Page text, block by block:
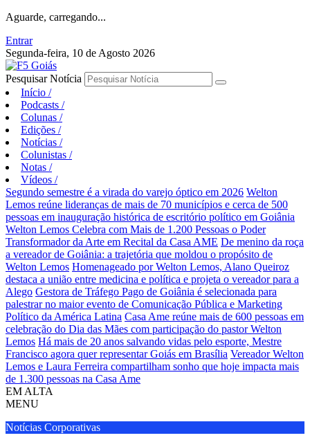
Aguarde, carregando...
Entrar
Segunda-feira, 10 de Agosto 2026
Pesquisar Notícia
Início /
Podcasts /
Colunas /
Edições /
Notícias /
Colunistas /
Notas /
Vídeos /
Segundo semestre é a virada do varejo óptico em 2026 Welton
Lemos reúne lideranças de mais de 70 municípios e cerca de 500
pessoas em inauguração histórica de escritório político em Goiânia
Welton Lemos Celebra com Mais de 1.200 Pessoas o Poder
Transformador da Arte em Recital da Casa AME De menino da roça
a vereador de Goiânia: a trajetória que moldou o propósito de
Welton Lemos Homenageado por Welton Lemos, Alano Queiroz
destaca a união entre medicina e política e projeta o vereador para a
Alego Gestora de Tráfego Pago de Goiânia é selecionada para
palestrar no maior evento de Comunicação Pública e Marketing
Político da América Latina Casa Ame reúne mais de 600 pessoas em
celebração do Dia das Mães com participação do pastor Welton
Lemos Há mais de 20 anos salvando vidas pelo esporte, Mestre
Francisco agora quer representar Goiás em Brasília Vereador Welton
Lemos e Laura Ferreira compartilham sonho que hoje impacta mais
de 1.300 pessoas na Casa Ame
EM ALTA
MENU
Notícias Corporativas